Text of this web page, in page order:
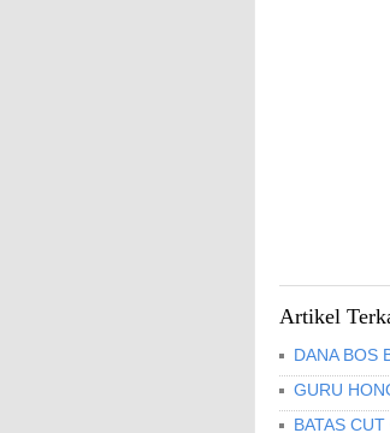
Artikel
DANA BOS
GURU
BATAS